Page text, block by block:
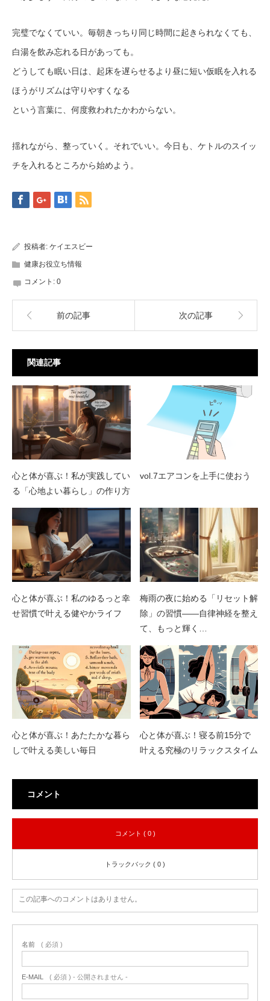
完璧でなくていい。毎朝きっちり同じ時間に起きられなくても、
白湯を飲み忘れる日があっても。
どうしても眠い日は、起床を遅らせるより昼に短い仮眠を入れる
ほうがリズムは守りやすくなる
という言葉に、何度救われたかわからない。
揺れながら、整っていく。それでいい。今日も、ケトルのスイッ
チを入れるところから始めよう。
投稿者: ケイエスビー
健康お役立ち情報
コメント: 0
前の記事 次の記事
関連記事
心と体が喜ぶ！私が実践してい
る「心地よい暮らし」の作り方
vol.7エアコンを上手に使おう
心と体が喜ぶ！私のゆるっと幸
せ習慣で叶える健やかライフ
梅雨の夜に始める「リセット解
除」の習慣——自律神経を整え
て、もっと輝く…
心と体が喜ぶ！あたたかな暮ら
しで叶える美しい毎日
心と体が喜ぶ！寝る前15分で
叶える究極のリラックスタイム
コメント
コメント ( 0 )
トラックバック ( 0 )
この記事へのコメントはありません。
名前 ( 必須 )
E-MAIL ( 必須 ) - 公開されません -